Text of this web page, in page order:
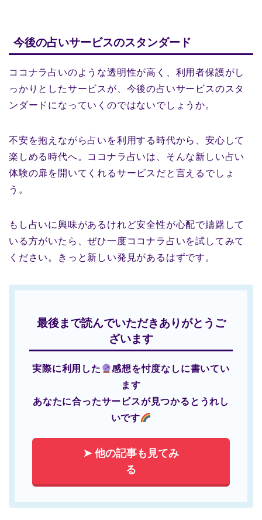
今後の占いサービスのスタンダード
ココナラ占いのような透明性が高く、利用者保護がし
っかりとしたサービスが、今後の占いサービスのスタ
ンダードになっていくのではないでしょうか。
不安を抱えながら占いを利用する時代から、安心して
楽しめる時代へ。ココナラ占いは、そんな新しい占い
体験の扉を開いてくれるサービスだと言えるでしょ
う。
もし占いに興味があるけれど安全性が心配で躊躇して
いる方がいたら、ぜひ一度ココナラ占いを試してみて
ください。きっと新しい発見があるはずです。
最後まで読んでいただきありがとうご
ざいます
実際に利用した
感想を忖度なしに書いてい
ます
あなたに合ったサービスが見つかるとうれし
いです
➤ 他の記事も見てみ
る